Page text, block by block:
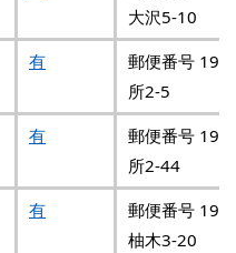
大沢5-10
有
郵便番号
所2-5
有
郵便番号
所2-44
有
郵便番号
柚木3-20